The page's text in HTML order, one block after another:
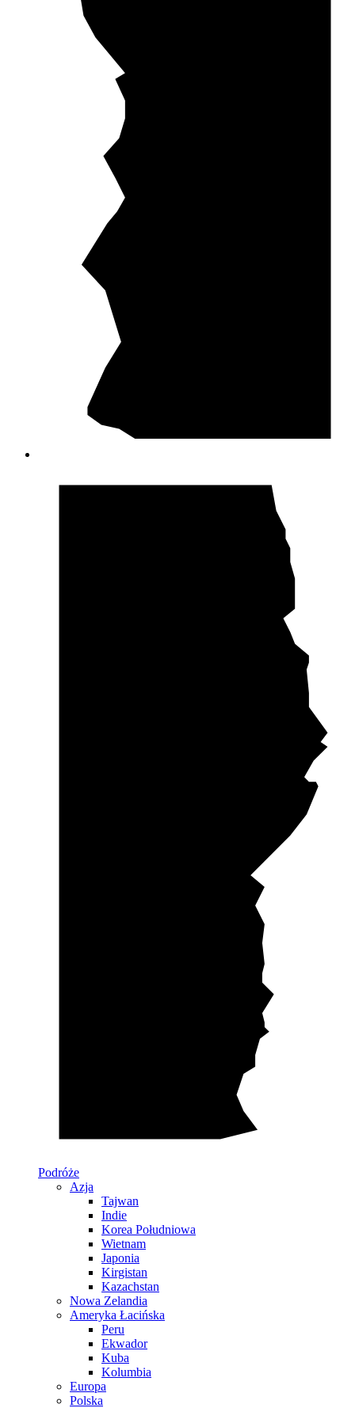
Podróże
Azja
Tajwan
Indie
Korea Południowa
Wietnam
Japonia
Kirgistan
Kazachstan
Nowa Zelandia
Ameryka Łacińska
Peru
Ekwador
Kuba
Kolumbia
Europa
Polska